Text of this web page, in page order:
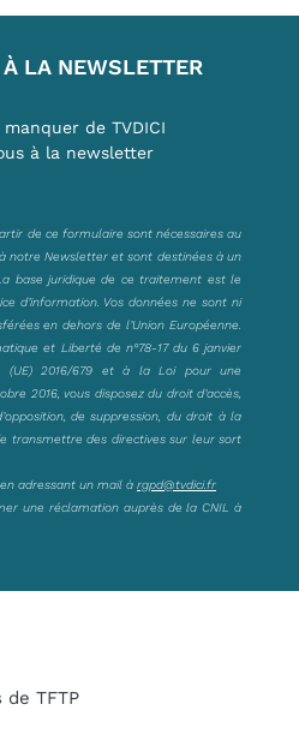
LA NEWSLETTER
de TVDICI
à la newsletter
de ce formulaire sont nécessaires au
notre Newsletter et sont destinées à un
base juridique de ce traitement est le
d’information. Vos données ne sont ni
en dehors de l’Union Européenne.
et Liberté de n°78-17 du 6 janvier
(UE) 2016/679 et à la Loi pour une
2016, vous disposez du droit d’accès,
de suppression, du droit à la
transmettre des directives sur leur sort
adressant un mail à rgpd@tvdici.fr
une réclamation auprès de la CNIL à
de TFTP